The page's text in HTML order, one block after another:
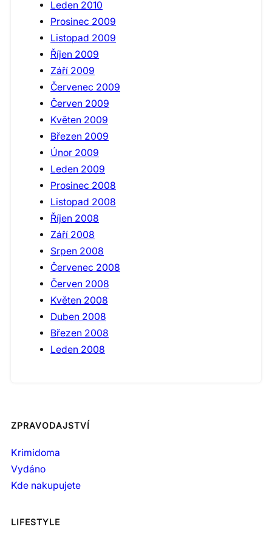
Leden 2010
Prosinec 2009
Listopad 2009
Říjen 2009
Září 2009
Červenec 2009
Červen 2009
Květen 2009
Březen 2009
Únor 2009
Leden 2009
Prosinec 2008
Listopad 2008
Říjen 2008
Září 2008
Srpen 2008
Červenec 2008
Červen 2008
Květen 2008
Duben 2008
Březen 2008
Leden 2008
ZPRAVODAJSTVÍ
Krimidoma
Vydáno
Kde nakupujete
LIFESTYLE